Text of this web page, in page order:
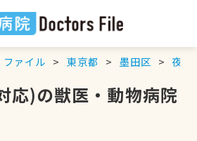
ファイル 東京都 墨田区 夜間
応)の獣医・動物病院